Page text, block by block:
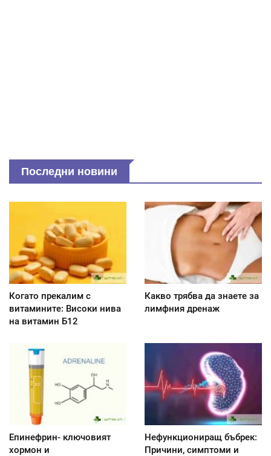
Последни новини
Когато прекалим с
витамините: Високи нива
на витамин Б12
Какво трябва да знаете за
лимфния дренаж
Епинефрин- ключовият
хормон и
Нефункциониращ бъбрек:
Причини, симптоми и